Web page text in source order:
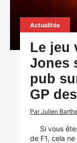
Actualités
Le jeu
Jones
pub
GP
Par Julien
Si vous
de F1, cela